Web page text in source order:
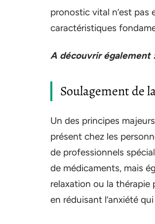
pronostic vital n’est pas
caractéristiques
A découvrir également
Soulagement de
Un des principes
présent chez les
de professionnels
de médicaments, mais
relaxation ou la thérapie
en réduisant l’anxiété qui